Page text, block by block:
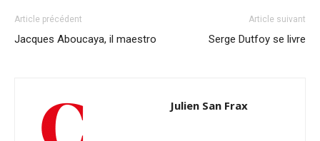
Article précédent
Jacques Aboucaya, il maestro
Article suivant
Serge Dutfoy se livre
Julien San Frax